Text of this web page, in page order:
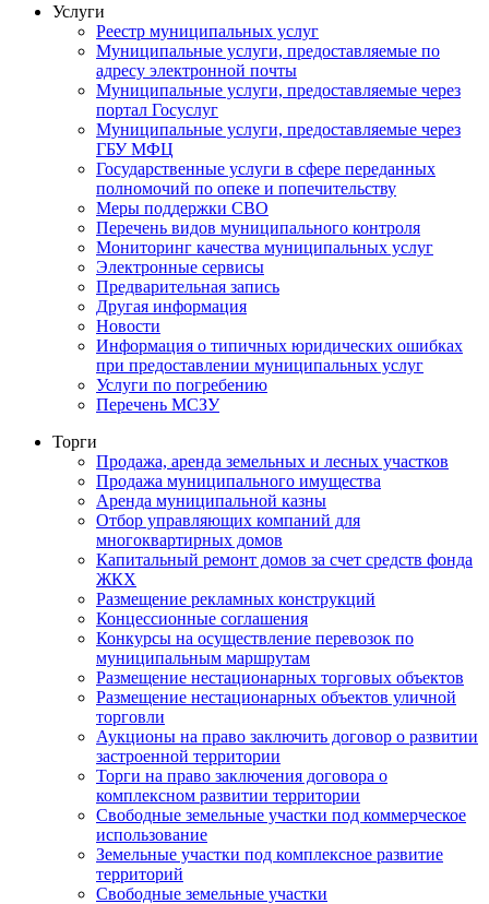
Услуги
Реестр муниципальных услуг
Муниципальные услуги, предоставляемые по
адресу электронной почты
Муниципальные услуги, предоставляемые через
портал Госуслуг
Муниципальные услуги, предоставляемые через
ГБУ МФЦ
Государственные услуги в сфере переданных
полномочий по опеке и попечительству
Меры поддержки СВО
Перечень видов муниципального контроля
Мониторинг качества муниципальных услуг
Электронные сервисы
Предварительная запись
Другая информация
Новости
Информация о типичных юридических ошибках
при предоставлении муниципальных услуг
Услуги по погребению
Перечень МСЗУ
Торги
Продажа, аренда земельных и лесных участков
Продажа муниципального имущества
Аренда муниципальной казны
Отбор управляющих компаний для
многоквартирных домов
Капитальный ремонт домов за счет средств фонда
ЖКХ
Размещение рекламных конструкций
Концессионные соглашения
Конкурсы на осуществление перевозок по
муниципальным маршрутам
Размещение нестационарных торговых объектов
Размещение нестационарных объектов уличной
торговли
Аукционы на право заключить договор о развитии
застроенной территории
Торги на право заключения договора о
комплексном развитии территории
Свободные земельные участки под коммерческое
использование
Земельные участки под комплексное развитие
территорий
Свободные земельные участки